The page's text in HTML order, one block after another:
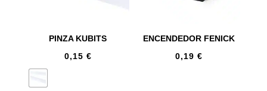
PINZA KUBITS
0,15 €
ENCENDEDOR FENICK
0,19€